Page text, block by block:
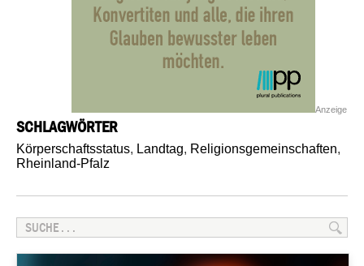
Anzeige
SCHLAGWÖRTER
Körperschaftsstatus, Landtag, Religionsgemeinschaften,
Rheinland-Pfalz